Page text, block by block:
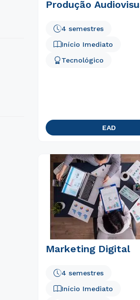
Produção
Início Imediato
Tecnológico
4 semestres
EAD
Marketing Digital
Início Imediato
4 semestres